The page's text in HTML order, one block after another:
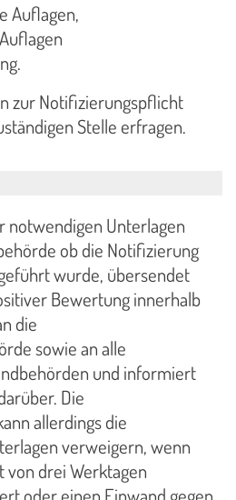
Auflagen,
zur Notifizierungspflicht
Stelle erfragen.
notwendigen Unterlagen
ob die Notifizierung
wurde, übersendet
Bewertung innerhalb
die
sowie an alle
und informiert
Die
allerdings die
verweigern, wenn
von drei Werktagen